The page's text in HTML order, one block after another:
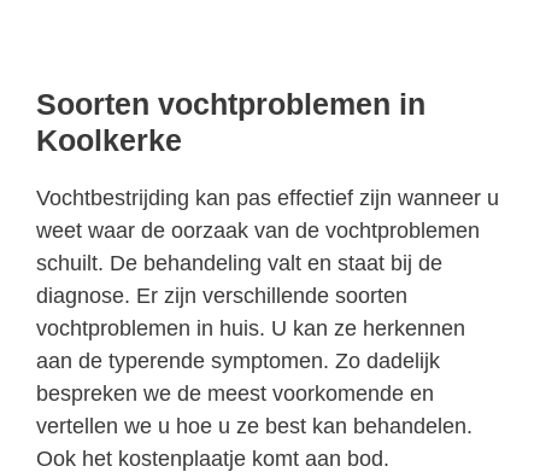
Soorten vochtproblemen in
Koolkerke
Vochtbestrijding kan pas effectief zijn wanneer u
weet waar de oorzaak van de vochtproblemen
schuilt. De behandeling valt en staat bij de
diagnose. Er zijn verschillende soorten
vochtproblemen in huis. U kan ze herkennen
aan de typerende symptomen. Zo dadelijk
bespreken we de meest voorkomende en
vertellen we u hoe u ze best kan behandelen.
Ook het kostenplaatje komt aan bod.